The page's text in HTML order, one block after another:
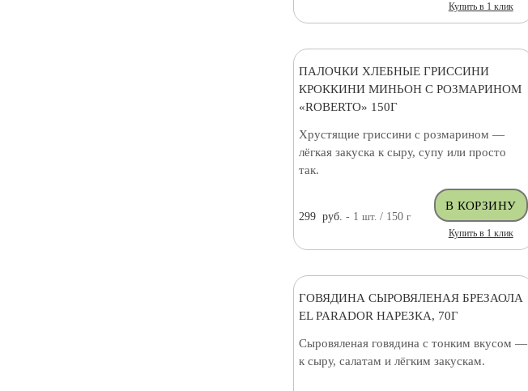
Купить в 1 клик
ПАЛОЧКИ ХЛЕБНЫЕ ГРИССИНИ
КРОККИНИ МИНЬОН С РОЗМАРИНОМ
«ROBERTO» 150Г
Хрустящие гриссини с розмарином —
лёгкая закуска к сыру, супу или просто
так.
299 руб. - 1 шт. / 150 г
Купить в 1 клик
ГОВЯДИНА СЫРОВЯЛЕНАЯ БРЕЗАОЛА
EL PARADOR НАРЕЗКА, 70Г
Сыровяленая говядина с тонким вкусом —
к сыру, салатам и лёгким закускам.